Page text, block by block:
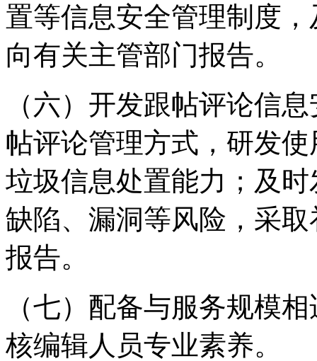
置等信息安全管理制度
向有关主管部门报告。
（六）开发跟帖评论信
帖评论管理方式，研发
垃圾信息处置能力；及
缺陷、漏洞等风险，采
报告。
（七）配备与服务规模
核编辑人员专业素养。